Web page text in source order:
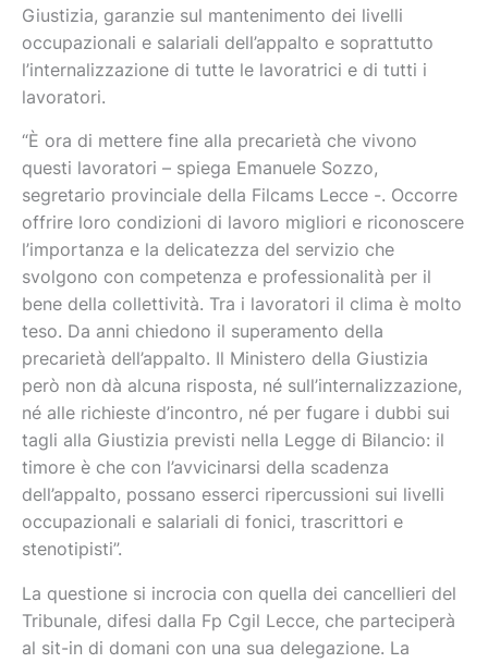
Giustizia, garanzie sul mantenimento dei livelli
occupazionali e salariali dell’appalto e soprattutto
l’internalizzazione di tutte le lavoratrici e di tutti i
lavoratori.
“È ora di mettere fine alla precarietà che vivono
questi lavoratori – spiega Emanuele Sozzo,
segretario provinciale della Filcams Lecce -. Occorre
offrire loro condizioni di lavoro migliori e riconoscere
l’importanza e la delicatezza del servizio che
svolgono con competenza e professionalità per il
bene della collettività. Tra i lavoratori il clima è molto
teso. Da anni chiedono il superamento della
precarietà dell’appalto. Il Ministero della Giustizia
però non dà alcuna risposta, né sull’internalizzazione,
né alle richieste d’incontro, né per fugare i dubbi sui
tagli alla Giustizia previsti nella Legge di Bilancio: il
timore è che con l’avvicinarsi della scadenza
dell’appalto, possano esserci ripercussioni sui livelli
occupazionali e salariali di fonici, trascrittori e
stenotipisti”.
La questione si incrocia con quella dei cancellieri del
Tribunale, difesi dalla Fp Cgil Lecce, che parteciperà
al sit-in di domani con una sua delegazione. La